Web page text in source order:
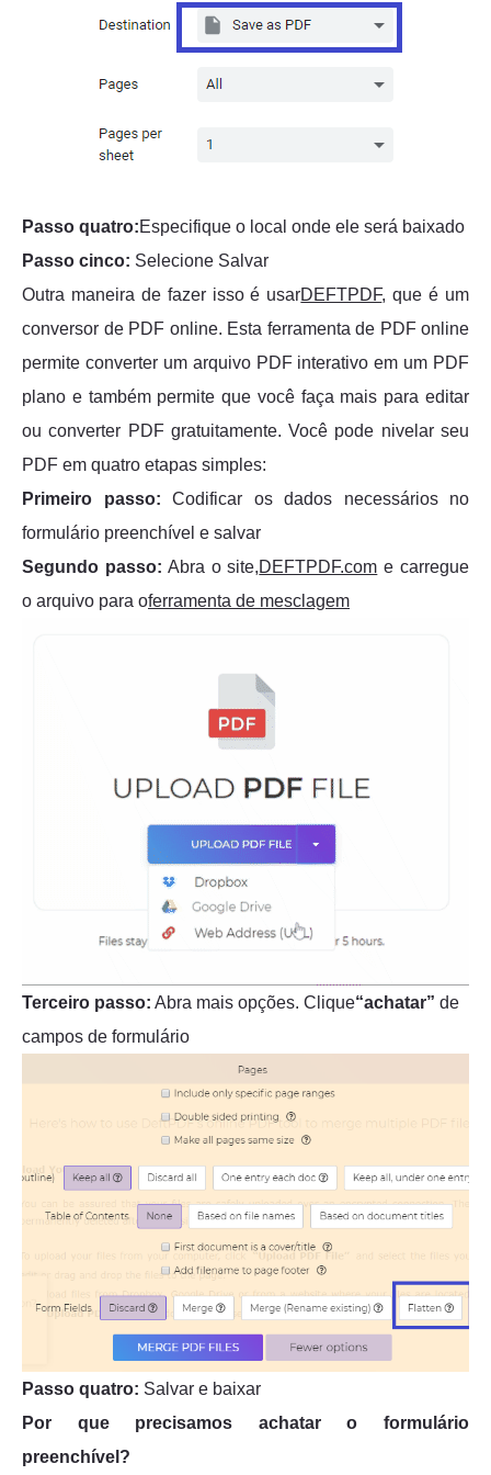
Passo quatro:Especifique o local onde ele será baixado
Passo cinco: Selecione Salvar
Outra maneira de fazer isso é usarDEFTPDF, que é um
conversor de PDF online. Esta ferramenta de PDF online
permite converter um arquivo PDF interativo em um PDF
plano e também permite que você faça mais para editar
ou converter PDF gratuitamente. Você pode nivelar seu
PDF em quatro etapas simples:
Primeiro passo: Codificar os dados necessários no
formulário preenchível e salvar
Segundo passo: Abra o site,DEFTPDF.com e carregue
o arquivo para oferramenta de mesclagem
Terceiro passo: Abra mais opções. Clique“achatar” de
campos de formulário
Passo quatro: Salvar e baixar
Por que precisamos achatar o formulário
preenchível?